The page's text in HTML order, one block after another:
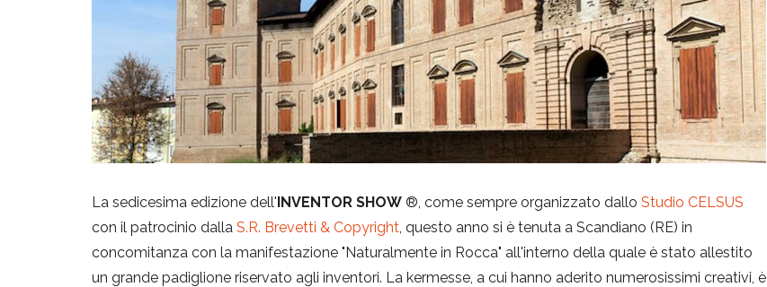
La sedicesima edizione dell'INVENTOR SHOW ®, come sempre organizzato dallo Studio CELSUS
con il patrocinio dalla S.R. Brevetti & Copyright, questo anno si è tenuta a Scandiano (RE) in
concomitanza con la manifestazione "Naturalmente in Rocca" all'interno della quale è stato allestito
un grande padiglione riservato agli inventori. La kermesse, a cui hanno aderito numerosissimi creativi, è